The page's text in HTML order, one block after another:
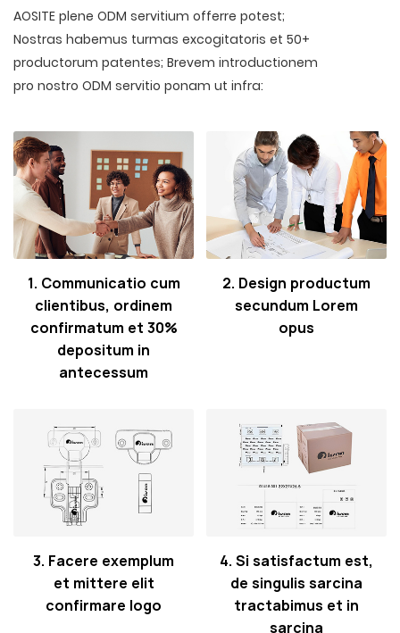
AOSITE plene ODM servitium offerre potest;
Nostras habemus turmas excogitatoris et 50+
productorum patentes; Brevem introductionem
pro nostro ODM servitio ponam ut infra:
1. Communicatio cum
clientibus, ordinem
confirmatum et 30%
depositum in
antecessum
2. Design productum
secundum Lorem
opus
3. Facere exemplum
et mittere elit
confirmare logo
4. Si satisfactum est,
de singulis sarcina
tractabimus et in
sarcina